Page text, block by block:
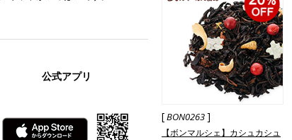
[BON0263]
【ボンマルシェ】カシュカシュ
公式アプリ